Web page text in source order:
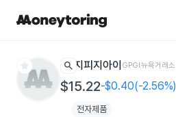
star search 지피지아이 GPGI뉴욕거래소
$15.22-$0.40(-2.56%)
전자제품